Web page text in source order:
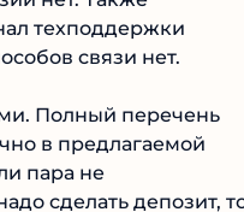
есть только
нет. Также
связи нет.
Полный перечень
в предлагаемой